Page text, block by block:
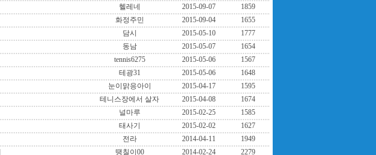
헬레네 2015-09-07
1859
화정주민 2015-09-04
1655
담시 2015-05-10
1777
동남 2015-05-07
1654
tennis6275 2015-05-06
1567
테광31 2015-05-06
1648
눈이맑응아이 2015-04-17
1595
테니스장에서 살자 2015-04-08
1674
널마루 2015-02-25
1585
태사기 2015-02-02
1627
전라 2014-04-11
1949
땡칠이00 2014-02-24 2279